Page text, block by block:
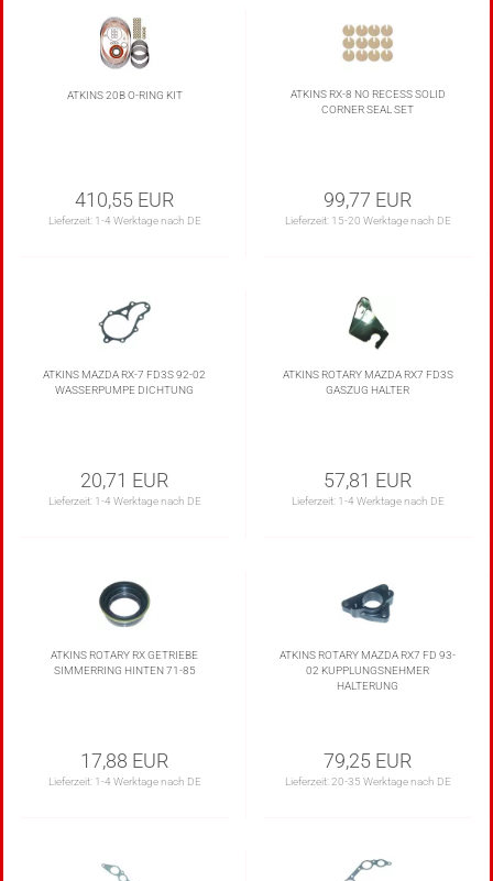
ATKINS 20B O-RING KIT
410,55 EUR
Lieferzeit: 1-4 Werktage nach DE
ATKINS RX-8 NO RECESS SOLID
CORNER SEAL SET
99,77 EUR
Lieferzeit: 15-20 Werktage nach DE
ATKINS MAZDA RX-7 FD3S 92-02
WASSERPUMPE DICHTUNG
20,71 EUR
Lieferzeit: 1-4 Werktage nach DE
ATKINS ROTARY MAZDA RX7 FD3S
GASZUG HALTER
57,81 EUR
Lieferzeit: 1-4 Werktage nach DE
ATKINS ROTARY RX GETRIEBE
SIMMERRING HINTEN 71-85
17,88 EUR
Lieferzeit: 1-4 Werktage nach DE
ATKINS ROTARY MAZDA RX7 FD 93-
02 KUPPLUNGSNEHMER
HALTERUNG
79,25 EUR
Lieferzeit:20-35 Werktage nach DE